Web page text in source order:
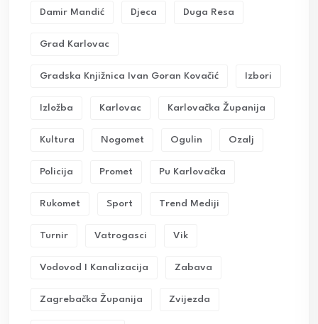
Damir Mandić Djeca Duga Resa
Grad Karlovac
Gradska Knjižnica Ivan Goran Kovačić Izbori
Izložba Karlovac Karlovačka Županija
Kultura Nogomet Ogulin Ozalj
Policija Promet Pu Karlovačka
Rukomet Sport Trend Mediji
Turnir Vatrogasci Vik
Vodovod I Kanalizacija Zabava
Zagrebačka Županija Zvijezda